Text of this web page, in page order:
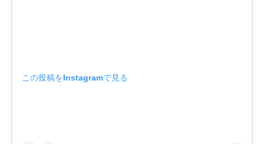
この投稿をInstagramで見る